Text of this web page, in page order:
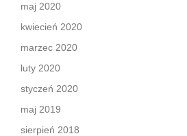
maj 2020
kwiecień 2020
marzec 2020
luty 2020
styczeń 2020
maj 2019
sierpień 2018